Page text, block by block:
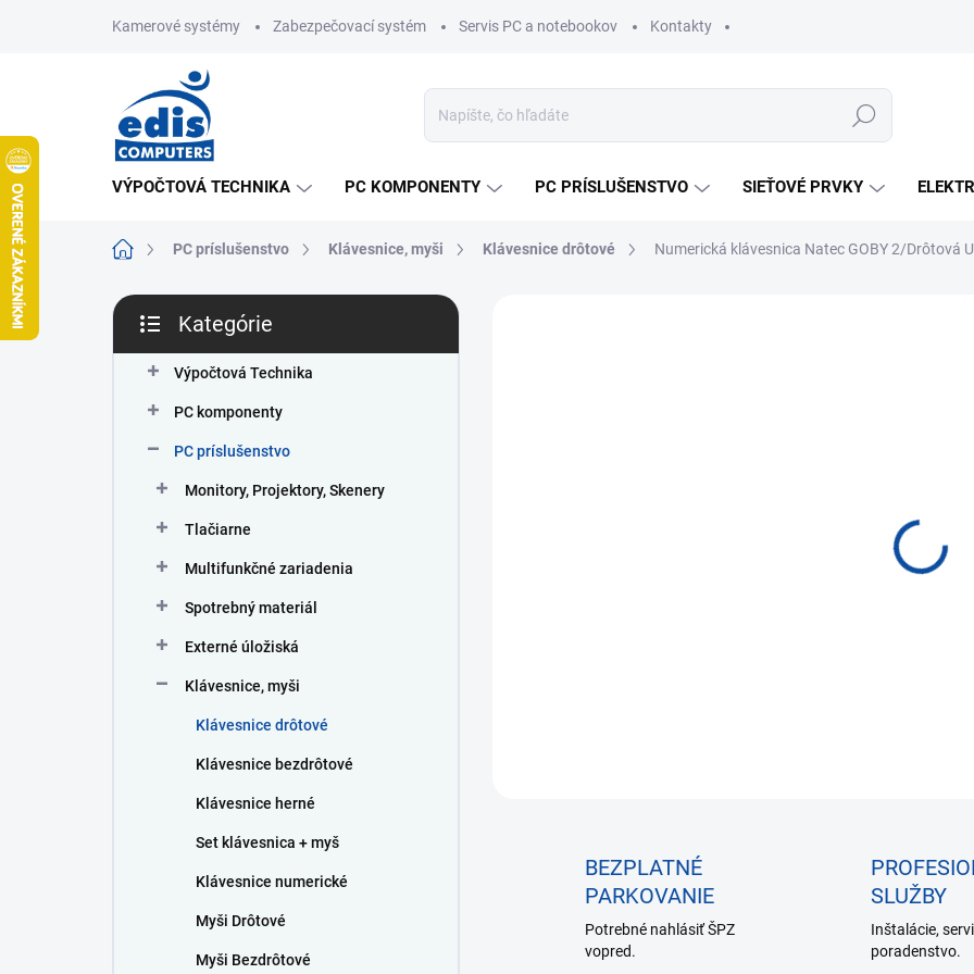
Kamerové systémy Zabezpečovací systém Servis PC a notebookov Kontakty
Hľadať
VÝPOČTOVÁ TECHNIKA PC KOMPONENTY PC PRÍSLUŠENSTVO SIEŤOVÉ PRVKY
DomovPC príslušenstvo Klávesnice, myši Klávesnice drôtové Numerická klávesnica Natec GOBY 2/Drôtová
B
č
kategórie
Kategórie
Výpočtová Technika
PC komponenty
PC príslušenstvo
Monitory, Projektory, Skenery
Tlačiarne
Multifunkčné zariadenia
Spotrebný materiál
Externé úložiská
Klávesnice, myši
Klávesnice drôtové
Klávesnice bezdrôtové
Klávesnice herné
Set klávesnica + myš
Klávesnice numerické
Myši Drôtové
Myši Bezdrôtové
cena:
BEZPLATNÉ
PARKOVANIE
Potrebné nahlásiť ŠPZ
vopred.
SLUŽBY
Inštalácie,
poradenstvo.